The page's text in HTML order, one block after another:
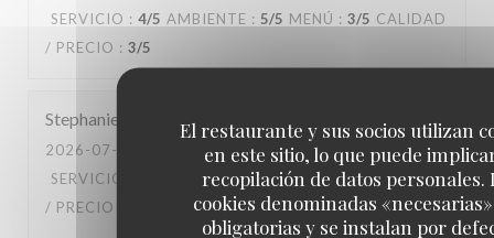
El restaurante y sus socios utilizan
en este sitio, lo que puede
recopilación de datos personales.
cookies denominadas
obligatorias y se instalan por
SERVICIO : 4/5 AMBIENTE : 5/5 MENÚ : 3/5 CALIDAD
/ PRECIO : 3/5
Stephanie
2026-07-20
- 14:00 - INVITADOS 3
SERVICIO
AMBIENTE: 5/5 MENÚ : 5/5 CALIDAD
/ PRECIO